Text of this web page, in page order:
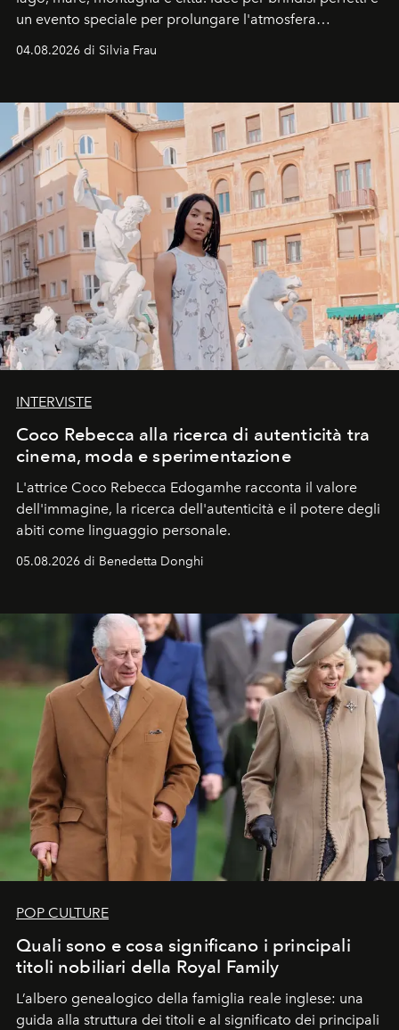
un evento speciale per prolungare l'atmosfera
04.08.2026 di Silvia Frau
INTERVISTE
Coco Rebecca alla ricerca di autenticità tra
cinema, moda e sperimentazione
L'attrice Coco Rebecca Edogamhe racconta il valore
dell'immagine, la ricerca dell'autenticità e il potere degli
abiti come linguaggio personale.
05.08.2026 di Benedetta Donghi
POP CULTURE
Quali sono e cosa significano i principali
titoli nobiliari della Royal Family
L’albero genealogico della famiglia reale inglese: una
guida alla struttura dei titoli e al significato dei principali